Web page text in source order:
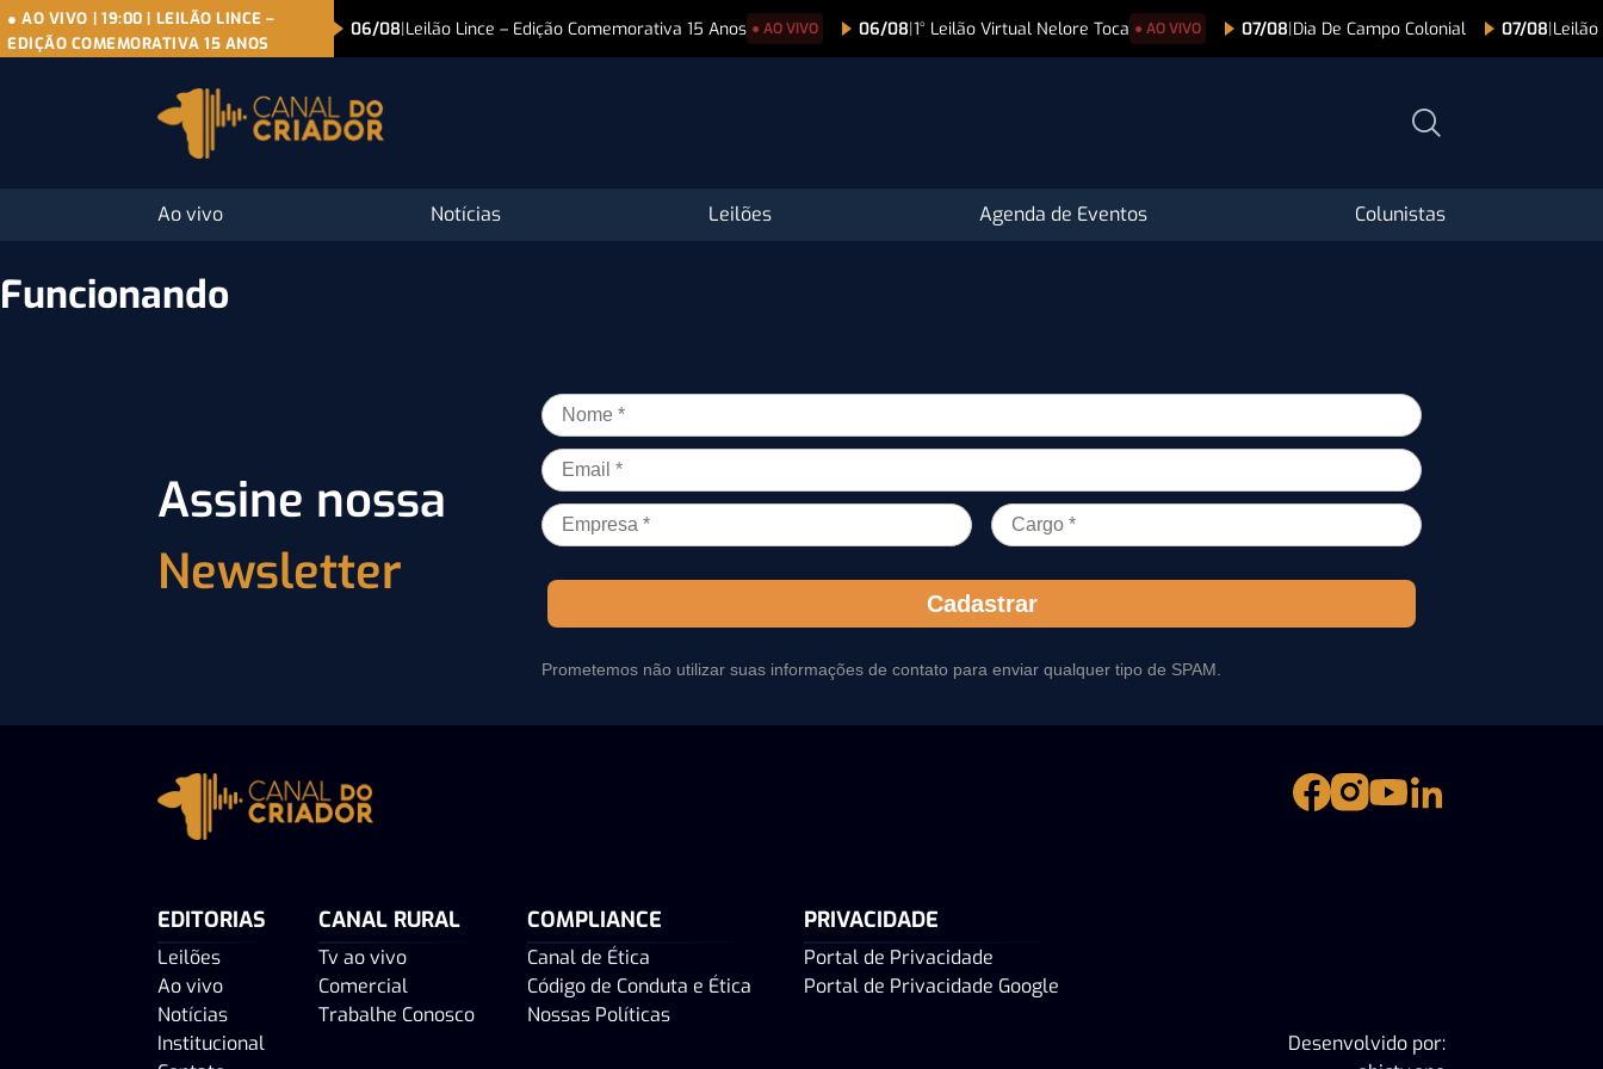
● AO VIVO | 19:00 | LEILÃO LINCE –
EDIÇÃO COMEMORATIVA 15 ANOS
06/08|Leilão Lince – Edição Comemorativa 15 Anos ● AO VIVO 06/08|1° Leilão Virtual Nelore Toca ● AO VIVO 07/08|Dia De Campo Colonial 07/08|
Ao vivo Notícias Leilões Agenda de Eventos Colunistas
Funcionando
Assine nossa
Newsletter
Cadastrar
Prometemos não utilizar suas informações de contato para enviar qualquer tipo de SPAM.
EDITORIAS
Leilões
Ao vivo
Notícias
Institucional
CANAL RURAL
Tv ao vivo
Comercial
Trabalhe Conosco
COMPLIANCE
Canal de Ética
Código de Conduta e Ética
Nossas Políticas
PRIVACIDADE
Portal de Privacidade
Portal de Privacidade Google
Desenvolvido por: